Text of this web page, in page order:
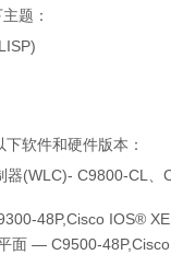
题：
软件和硬件版本：
器(WLC)- C9800-CL
48P,Cisco IOS® XE
面 — C9500-48P